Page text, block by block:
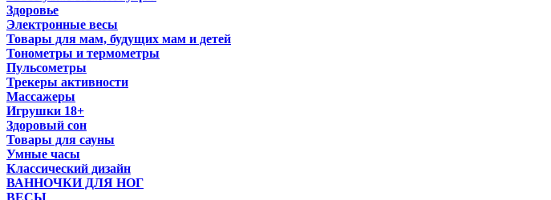
Здоровье
Электронные весы
Товары для мам, будущих мам и детей
Тонометры и термометры
Пульсометры
Трекеры активности
Массажеры
Игрушки 18+
Здоровый сон
Товары для сауны
Умные часы
Классический дизайн
ВАННОЧКИ ДЛЯ НОГ
ВЕСЫ